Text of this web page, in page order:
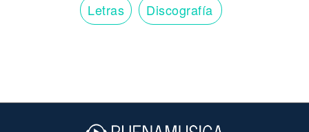
Letras Discografía